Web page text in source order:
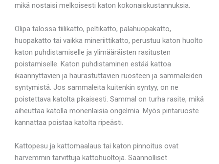
mikä nostaisi melkoisesti katon kokonaiskustannuksia.
Olipa talossa tiilikatto, peltikatto, palahuopakatto,
huopakatto tai vaikka mineriittikatto, perustuu katon huolto
katon puhdistamiselle ja ylimääräisten rasitusten
poistamiselle. Katon puhdistaminen estää kattoa
ikäännyttävien ja haurastuttavien ruosteen ja sammaleiden
syntymistä. Jos sammaleita kuitenkin syntyy, on ne
poistettava katolta pikaisesti. Sammal on turha rasite, mikä
aiheuttaa katolla monenlaisia ongelmia. Myös pintaruoste
kannattaa poistaa katolta ripeästi.
Kattopesu ja kattomaalaus tai katon pinnoitus ovat
harvemmin tarvittuja kattohuoltoja. Säännölliset